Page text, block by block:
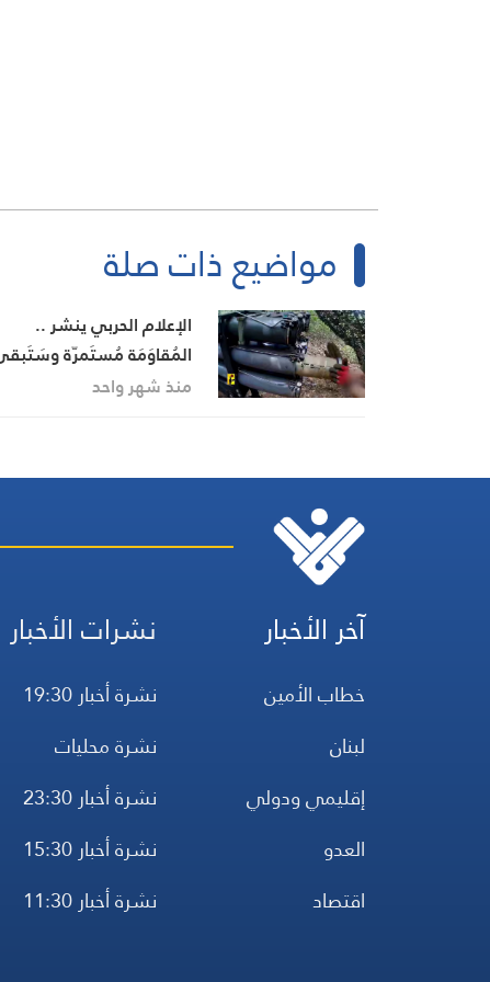
مواضيع ذات صلة
الإعلام الحربي ينشر ..
المُقاوَمَة مُستَمرّة
منذ شهر واحد
آخر الأخبار
خطاب الأمين
لبنان
إقليمي ودولي
العدو
اقتصاد
نشرات الأخبار
نشرة أخبار 19:30
نشرة محليات
نشرة أخبار 23:30
نشرة أخبار 15:30
نشرة أخبار 11:30